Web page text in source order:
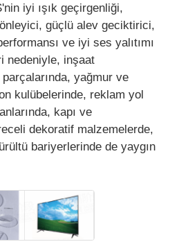
iyi ışık geçirgenliği,
güçlü alev geciktirici,
ve iyi ses yalıtımı
nedeniyle, inşaat
yağmur ve
kulübelerinde, reklam yol
kapı ve
dekoratif malzemelerde,
bariyerlerinde de yaygın